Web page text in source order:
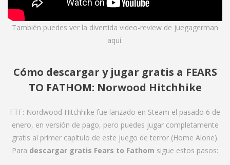
También puedes ver la divertida video-review de juegagerman
aquí.
Cómo descargar y jugar gratis a FEARS
TO FATHOM: Norwood Hitchhike
FTF: Nordwood Hitchhike fue lanzado en Steam el pasado 6 de
enero, en versión de pago, pero puedes jugar completamente
gratis al primer capítulo de este juego de terror (Home Alone).
Para descargar gratis Fears to Fathom sigue estos pasos: